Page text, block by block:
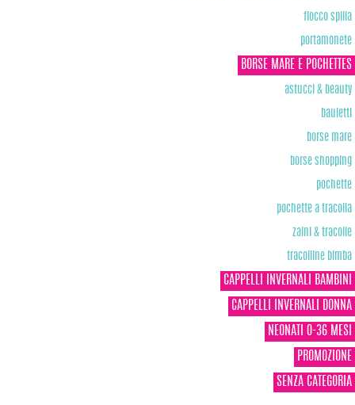
fiocco spilla
portamonete
BORSE MARE E POCHETTES
astucci & beauty
bauletti
borse mare
borse shopping
pochette
pochette a tracolla
zaini & tracolle
tracolline bimba
CAPPELLI INVERNALI BAMBINI
CAPPELLI INVERNALI DONNA
NEONATI 0-36 MESI
PROMOZIONE
SENZA CATEGORIA